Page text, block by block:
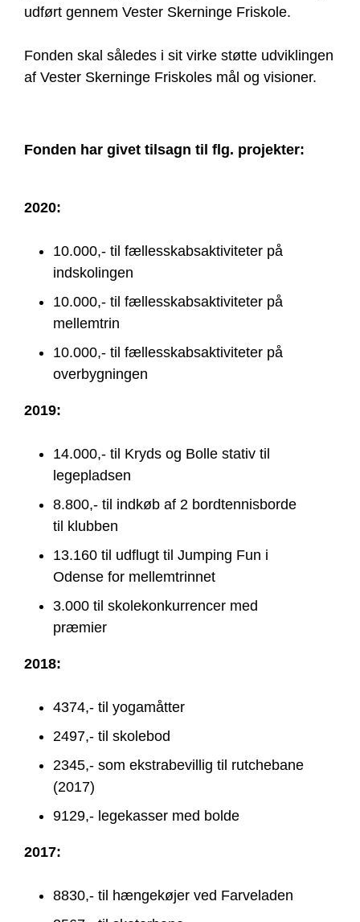
udført gennem Vester Skerninge Friskole.
Fonden skal således i sit virke støtte udviklingen
af Vester Skerninge Friskoles mål og visioner.
Fonden har givet tilsagn til flg. projekter:
2020:
10.000,- til fællesskabsaktiviteter på
indskolingen
10.000,- til fællesskabsaktiviteter på
mellemtrin
10.000,- til fællesskabsaktiviteter på
overbygningen
2019:
14.000,- til Kryds og Bolle stativ til
legepladsen
8.800,- til indkøb af 2 bordtennisborde
til klubben
13.160 til udflugt til Jumping Fun i
Odense for mellemtrinnet
3.000 til skolekonkurrencer med
præmier
2018:
4374,- til yogamåtter
2497,- til skolebod
2345,- som ekstrabevillig til rutchebane
(2017)
9129,- legekasser med bolde
2017:
8830,- til hængekøjer ved Farveladen